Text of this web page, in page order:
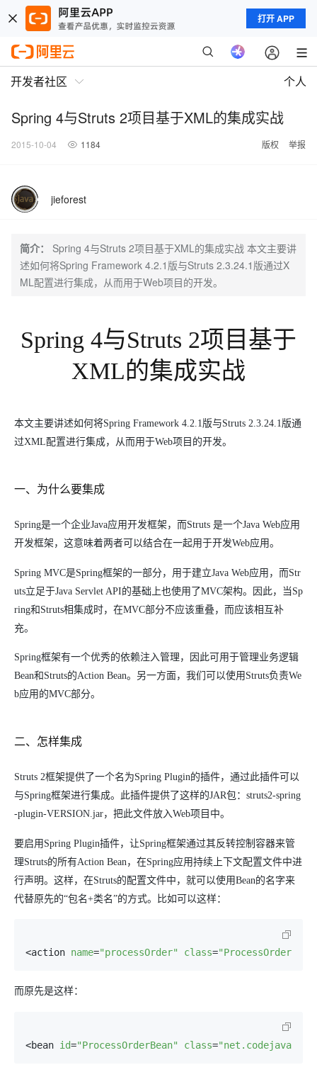
打开 APP
开发者社区 个人
Spring 4与Struts 2项目基于XML的集成实战
2015-10-04 1184 版权 举报
jieforest
简介：
Spring 4与Struts 2项目基于XML的集成实战 本文主要讲
述如何将Spring Framework 4.2.1版与Struts 2.3.24.1版通过X
ML配置进行集成，从而用于Web项目的开发。
Spring 4与Struts 2项目基于
XML的集成实战
本文主要讲述如何将Spring Framework 4.2.1版与Struts 2.3.24.1版通
过XML配置进行集成，从而用于Web项目的开发。
一、为什么要集成
Spring是一个企业Java应用开发框架，而Struts 是一个Java Web应用
开发框架，这意味着两者可以结合在一起用于开发Web应用。
Spring MVC是Spring框架的一部分，用于建立Java Web应用，而Str
uts立足于Java Servlet API的基础上也使用了MVC架构。因此，当Sp
ring和Struts相集成时，在MVC部分不应该重叠，而应该相互补
充。
Spring框架有一个优秀的依赖注入管理，因此可用于管理业务逻辑
Bean和Struts的Action Bean。另一方面，我们可以使用Struts负责We
b应用的MVC部分。
二、怎样集成
Struts 2框架提供了一个名为Spring Plugin的插件，通过此插件可以
与Spring框架进行集成。此插件提供了这样的JAR包：struts2-spring
-plugin-VERSION.jar，把此文件放入Web项目中。
要启用Spring Plugin插件，让Spring框架通过其反转控制容器来管
理Struts的所有Action Bean，在Spring应用持续上下文配置文件中进
行声明。这样，在Struts的配置文件中，就可以使用Bean的名字来
代替原先的“包名+类名”的方式。比如可以这样：
<action name="processOrder" class=
而原先是这样：
<bean id="ProcessOrderBean" class=